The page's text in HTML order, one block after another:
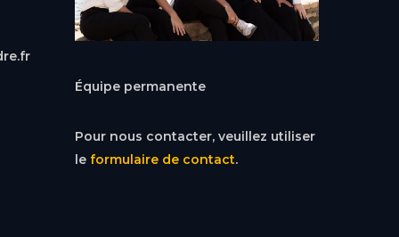
Équipe permanente
Pour nous contacter, veuillez utiliser
le formulaire de contact.